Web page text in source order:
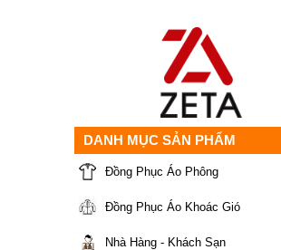
DANH MỤC SẢN PHẨM
Đồng Phục Áo Phông
Đồng Phục Áo Khoác Gió
Nhà Hàng - Khách Sạn